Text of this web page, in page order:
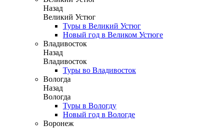
Назад
Великий Устюг
Туры в Великий Устюг
Новый год в Великом Устюге
Владивосток
Назад
Владивосток
Туры во Владивосток
Вологда
Назад
Вологда
Туры в Вологду
Новый год в Вологде
Воронеж